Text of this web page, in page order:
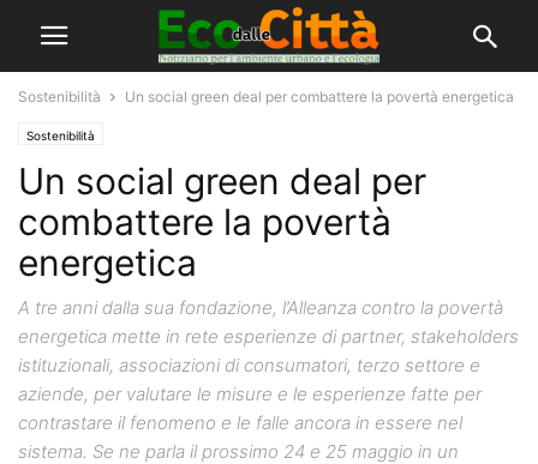
Sostenibilità Un social green deal per combattere la povertà energetica
Sostenibilità
Un social green deal per
combattere la povertà
energetica
A tre anni dalla sua fondazione, l’Alleanza contro la povertà
energetica mette in rete esperienze di partner, stakeholders
istituzionali, associazioni di consumatori, terzo settore e
aziende, per valutare le misure e le esperienze fatte per
contrastare il fenomeno e le falle ancora in essere nel
sistema. Se ne parla il prossimo 24 e 25 maggio in un